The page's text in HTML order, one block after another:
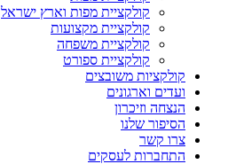
קולקציית מפות וארץ ישראל
קולקציית מקצועות
קולקציית משפחה
קולקציית ספורט
קולקציות משובצים
ועדים וארגונים
הנצחה וזיכרון
הסיפור שלנו
צרו קשר
התחברות לעסקים